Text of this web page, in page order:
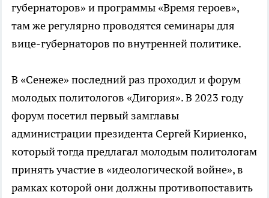
губернаторов» и программы «Время героев»,
там же регулярно проводятся семинары для
вице-губернаторов по внутренней политике.
В «Сенеже» последний раз проходил и форум
молодых политологов «Дигория». В 2023 году
форум посетил первый замглавы
администрации президента Сергей Кириенко,
который тогда предлагал молодым политологам
принять участие в «идеологической войне», в
рамках которой они должны противопоставить